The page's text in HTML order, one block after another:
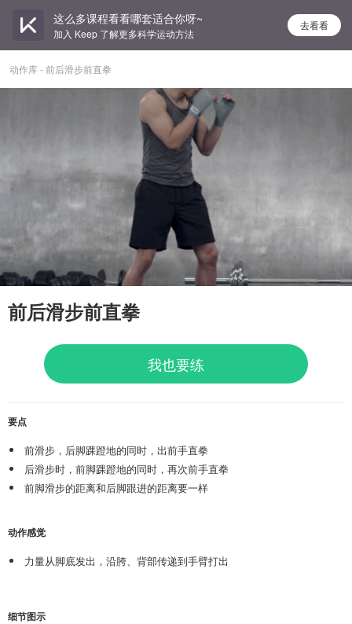
这么多课程看看哪套适合你呀~
加入 Keep 了解更多科学运动方法
去看看
动作库 - 前后滑步前直拳
前后滑步前直拳
我也要练
要点
前滑步，后脚踝蹬地的同时，出前手直拳
后滑步时，前脚踝蹬地的同时，再次前手直拳
前脚滑步的距离和后脚跟进的距离要一样
动作感觉
力量从脚底发出，沿胯、背部传递到手臂打出
细节图示